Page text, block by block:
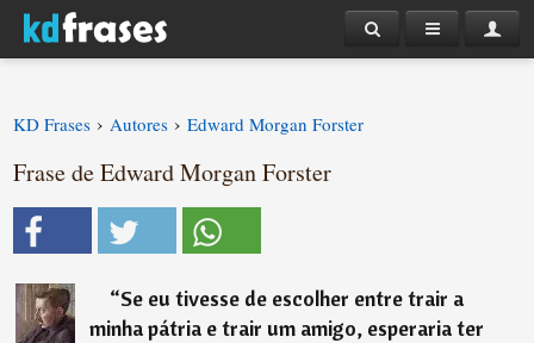
KD Frases › Autores › Edward Morgan Forster
Frase de Edward Morgan Forster
“Se eu tivesse de escolher entre trair a
minha pátria e trair um amigo, esperaria ter